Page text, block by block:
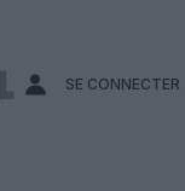
SE CONNECTER